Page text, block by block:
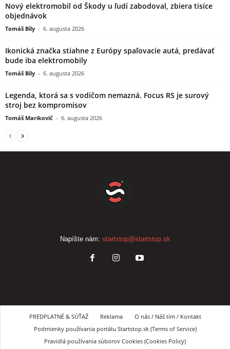
Nový elektromobil od Škody u ľudí zabodoval, zbiera tisíce
objednávok
Tomáš Bíly - 6. augusta 2026
Ikonická značka stiahne z Európy spaľovacie autá, predávať
bude iba elektromobily
Tomáš Bíly - 6. augusta 2026
Legenda, ktorá sa s vodičom nemazná. Focus RS je surový
stroj bez kompromisov
Tomáš Marikovič - 6. augusta 2026
Napíšte nám: startstop@startstop.sk
PREDPLATNÉ & SÚŤAŽ Reklama
O nás / Náš tím / Kontakt
Podmienky používania portálu Startstop.sk (Terms of Service)
Pravidlá používania súborov Cookies (Cookies Policy)